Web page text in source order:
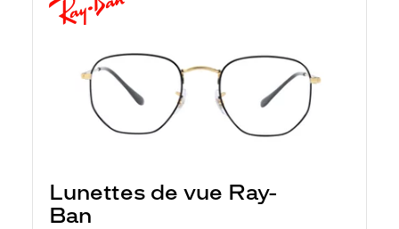
Lunettes de vue Ray-
Ban